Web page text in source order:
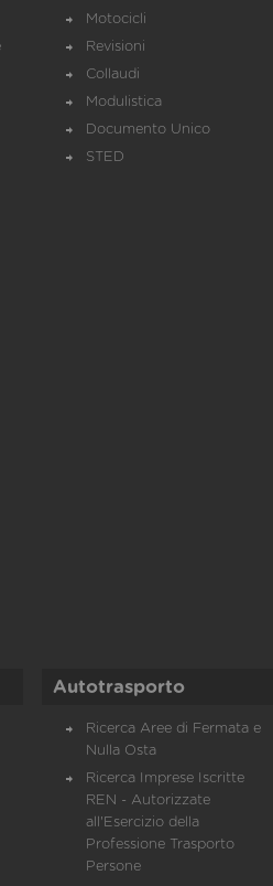
Motocicli
Revisioni
Collaudi
Modulistica
Documento Unico
STED
Autotrasporto
Ricerca Aree di Fermata e
Nulla Osta
Ricerca Imprese Iscritte
REN - Autorizzate
all'Esercizio della
Professione Trasporto
Persone